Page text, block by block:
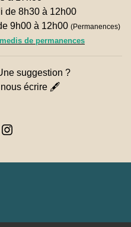
de 8h30 à 12h00
9h00 à 12h00 (Permanences)
de permanences
suggestion ?
nous écrire 🖋